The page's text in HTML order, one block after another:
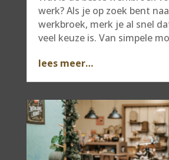
werk? Als je op zoek bent
werkbroek, merk je al snel
veel keuze is. Van simpele
lees meer…